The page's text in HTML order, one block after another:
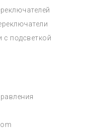
переключателей
с подсветкой